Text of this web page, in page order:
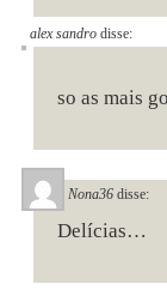
alex sandro disse:
so as mais
Nona36 disse:
Delícias…